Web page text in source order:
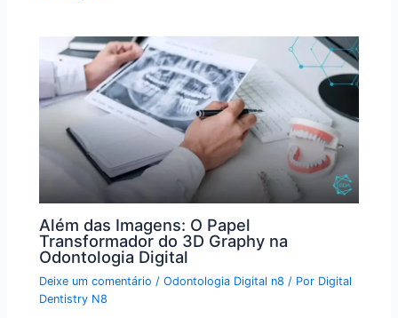
Além das Imagens: O Papel
Transformador do 3D Graphy na
Odontologia Digital
Deixe um comentário /Odontologia Digital n8 / Por Digital
Dentistry N8